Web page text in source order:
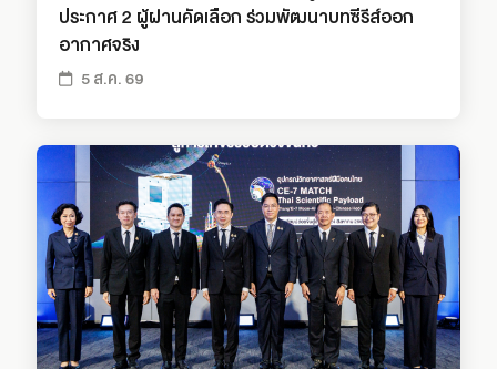
ประกาศ 2 ผู้ผ่านคัดเลือก ร่วมพัฒนาบทซีรีส์ออก
อากาศจริง
5 ส.ค. 69